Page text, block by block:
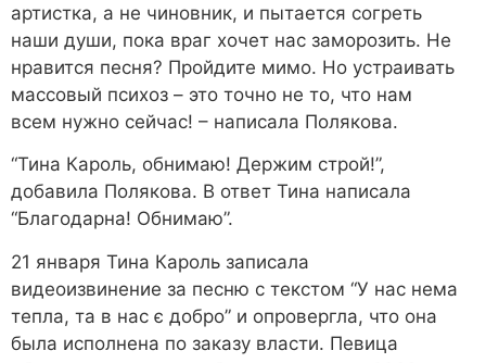
артистка, а не чиновник, и пытается согреть
наши души, пока враг хочет нас заморозить. Не
нравится песня? Пройдите мимо. Но устраивать
массовый психоз – это точно не то, что нам
всем нужно сейчас! – написала Полякова.
“Тина Кароль, обнимаю! Держим строй!”,
добавила Полякова. В ответ Тина написала
“Благодарна! Обнимаю”.
21 января Тина Кароль записала
видеоизвинение за песню с текстом “У нас нема
тепла, та в нас є добро” и опровергла, что она
была исполнена по заказу власти. Певица